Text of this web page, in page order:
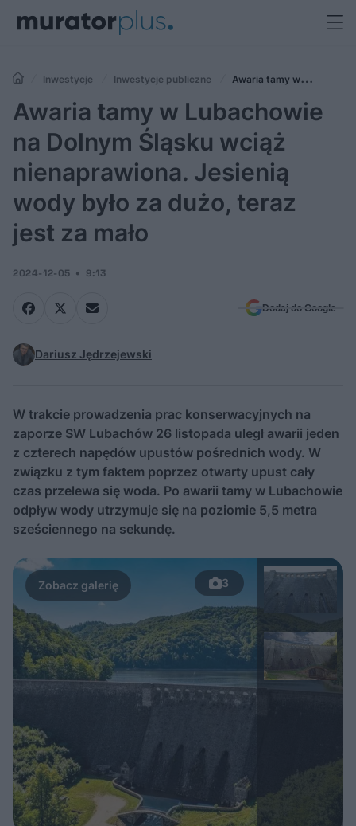
Inwestycje Inwestycje publiczne
Awaria tamy w
Lubachowie na Dolnym Śląsku wciąż nienaprawiona. Jesienią wody
było za dużo, teraz jest za mało
Awaria tamy w Lubachowie
na Dolnym Śląsku wciąż
nienaprawiona. Jesienią
wody było za dużo, teraz
jest za mało
2024-12-05 9:13
Dodaj do Google
Dariusz Jędrzejewski
W trakcie prowadzenia prac konserwacyjnych na
zaporze SW Lubachów 26 listopada uległ awarii jeden
z czterech napędów upustów pośrednich wody. W
związku z tym faktem poprzez otwarty upust cały
czas przelewa się woda. Po awarii tamy w Lubachowie
odpływ wody utrzymuje się na poziomie 5,5 metra
sześciennego na sekundę.
3